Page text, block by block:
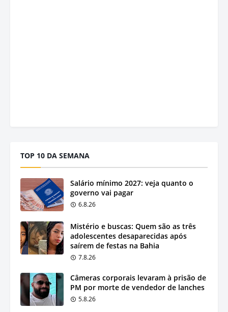
TOP 10 DA SEMANA
Salário mínimo 2027: veja quanto o
governo vai pagar
6.8.26
Mistério e buscas: Quem são as três
adolescentes desaparecidas após
saírem de festas na Bahia
7.8.26
Câmeras corporais levaram à prisão de
PM por morte de vendedor de lanches
5.8.26